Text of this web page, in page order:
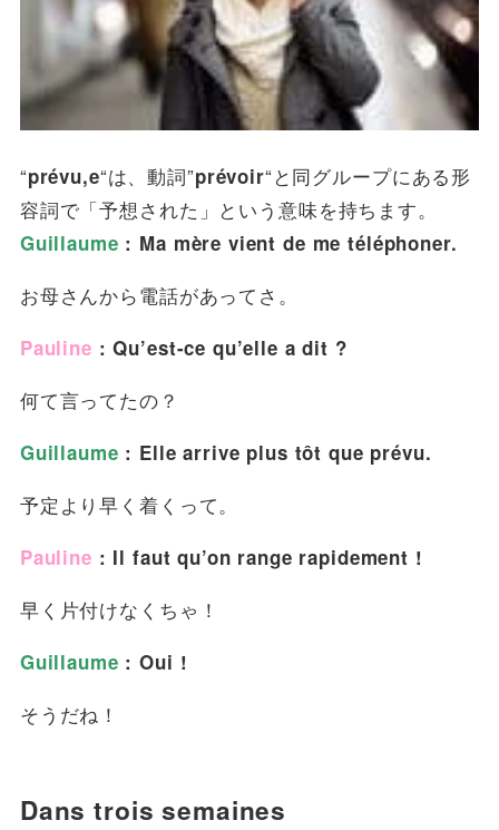
“prévu,e“は、動詞”prévoir“と同グループにある形
容詞で「予想された」という意味を持ちます。
Guillaume : Ma mère vient de me téléphoner.
お母さんから電話があってさ。
Pauline : Qu’est-ce qu’elle a dit ?
何て言ってたの？
Guillaume : Elle arrive plus tôt que prévu.
予定より早く着くって。
Pauline : Il faut qu’on range rapidement !
早く片付けなくちゃ！
Guillaume : Oui !
そうだね！
Dans trois semaines